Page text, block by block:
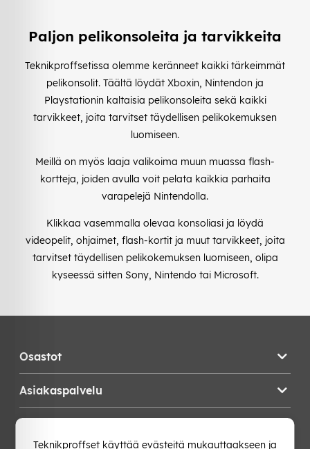
Paljon pelikonsoleita ja tarvikkeita
Teknikproffsetissa olemme keränneet kaikki tärkeimmät
pelikonsolit. Täältä löydät Xboxin, Nintendon ja
Playstationin kaltaisia pelikonsoleita sekä kaikki
tarvikkeet, joita tarvitset täydellisen pelikokemuksen
luomiseen.
Meillä on myös laaja valikoima muun muassa flash-
kortteja, joiden avulla voit pelata kaikkia parhaita
varapelejä Nintendolla.
Klikkaa vasemmalla olevaa konsoliasi ja löydä
videopelit, ohjaimet, flash-kortit ja muut tarvikkeet, joita
tarvitset täydellisen pelikokemuksen luomiseen, olipa
kyseessä sitten Sony, Nintendo tai Microsoft.
Osastot
Asiakaspalvelu
Teknikproffset käyttää evästeitä mukauttaakseen ja